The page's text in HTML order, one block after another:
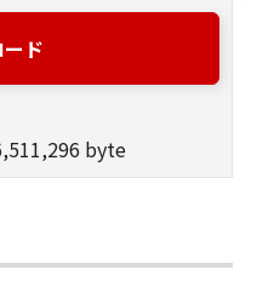
limited and non-
use with Products
(the "Designated
of other
ド
byte